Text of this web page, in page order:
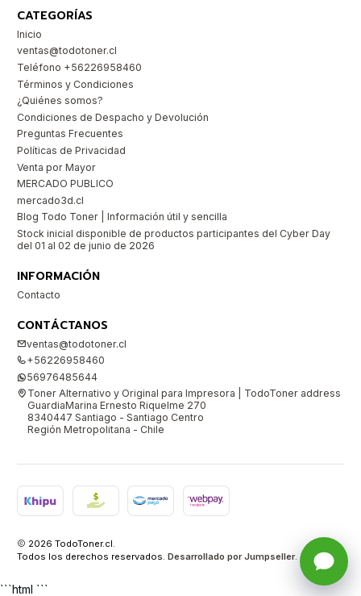
CATEGORÍAS
Inicio
ventas@todotoner.cl
Teléfono +56226958460
Términos y Condiciones
¿Quiénes somos?
Condiciones de Despacho y Devolución
Preguntas Frecuentes
Políticas de Privacidad
Venta por Mayor
MERCADO PUBLICO
mercado3d.cl
Blog Todo Toner | Información útil y sencilla
Stock inicial disponible de productos participantes del Cyber Day
del 01 al 02 de junio de 2026
INFORMACIÓN
Contacto
CONTÁCTANOS
ventas@todotoner.cl
+56226958460
56976485644
Toner Alternativo y Original para Impresora | TodoToner address
GuardiaMarina Ernesto Riquelme 270
8340447 Santiago - Santiago Centro
Región Metropolitana - Chile
2026 TodoToner.cl.
Todos los derechos reservados. Desarrollado por Jumpseller.
```html ```